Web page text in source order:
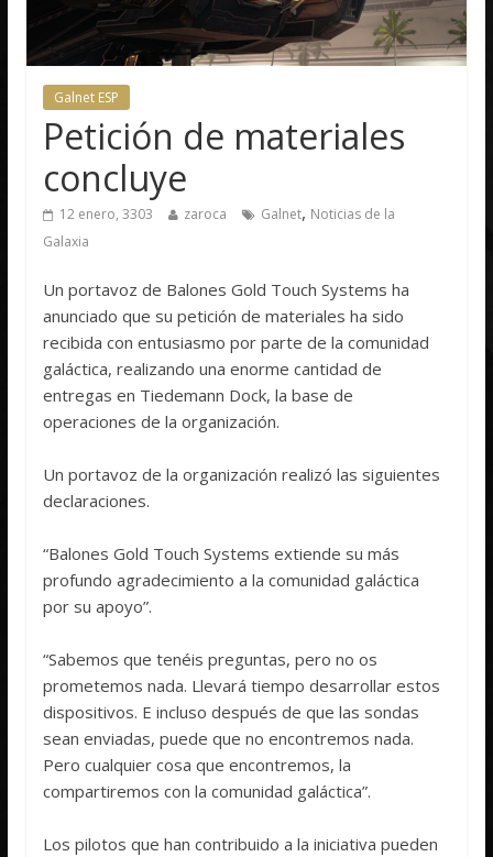
Galnet ESP
Petición de materiales
concluye
12 enero, 3303 zaroca Galnet, Noticias de la
Galaxia
Un portavoz de Balones Gold Touch Systems ha
anunciado que su petición de materiales ha sido
recibida con entusiasmo por parte de la comunidad
galáctica, realizando una enorme cantidad de
entregas en Tiedemann Dock, la base de
operaciones de la organización.
Un portavoz de la organización realizó las siguientes
declaraciones.
“Balones Gold Touch Systems extiende su más
profundo agradecimiento a la comunidad galáctica
por su apoyo”.
“Sabemos que tenéis preguntas, pero no os
prometemos nada. Llevará tiempo desarrollar estos
dispositivos. E incluso después de que las sondas
sean enviadas, puede que no encontremos nada.
Pero cualquier cosa que encontremos, la
compartiremos con la comunidad galáctica”.
Los pilotos que han contribuido a la iniciativa pueden